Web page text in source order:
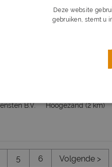
prefab beton
B.V.
dagdienst
B.V. Hoogezand (2 km)
5 6 Volgende >
Deze website
gebruiken, stemt u